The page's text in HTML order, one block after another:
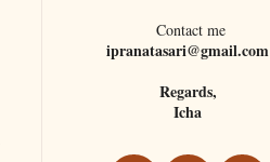
Contact me
ipranatasari@gmail.com
Regards,
Icha